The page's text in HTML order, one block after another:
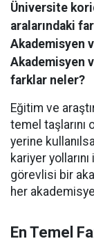
Üniversite
aralarındaki
Akademisyen
Akademisyen
farklar neler?
Eğitim ve
temel taşlarını
yerine
kariyer
görevlisi bir
her
En Temel